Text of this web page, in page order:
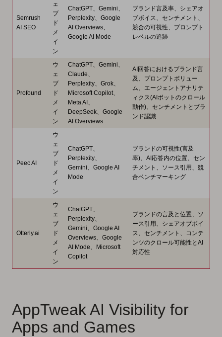
Semrush
AI SEO
ェ
ブ
ド
メ
イ
ン
ChatGPT、Gemini、
Perplexity、Google
AI Overviews、
Google AI Mode
ブランド言及率、シェアオ
ブボイス、センチメント、
競合の可視性、プロンプト
レベルの追跡
Profound
ウ
ェ
ブ
ド
メ
イ
ン
ChatGPT、Gemini、
Claude、
Perplexity、Grok、
Microsoft Copilot、
Meta AI、
DeepSeek、Google
AI Overviews
AI回答におけるブランド言
及、プロンプトボリュー
ム、エージェントアナリテ
ィクス(AIボットのクロール
動作)、センチメントとブラ
ンド認識
Peec AI
ウ
ェ
ブ
ド
メ
イ
ン
ChatGPT、
Perplexity、
Gemini、Google AI
Mode
ブランドの可視性(言及
率)、AI応答内の位置、セン
チメント、ソース引用、競
合ベンチマーキング
Otterly.ai
ウ
ェ
ブ
ド
メ
イ
ン
ChatGPT、
Perplexity、
Gemini、Google AI
Overviews、Google
AI Mode、Microsoft
Copilot
ブランドの言及と位置、ソ
ース引用、シェアオブボイ
ス、センチメント、コンテ
ンツのクロール可能性とAI
対応性
AppTweak AI Visibility for
Apps and Games